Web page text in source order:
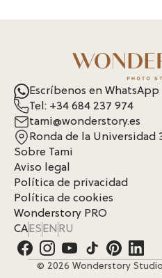
Escríbenos en WhatsApp
Tel: +34 684 237 974
tami@wonderstory.es
Ronda de la Universidad
Sobre Tami
Aviso legal
Política de privacidad
Política de cookies
Wonderstory PRO
CAESEN RU
© 2026 Wonderstory